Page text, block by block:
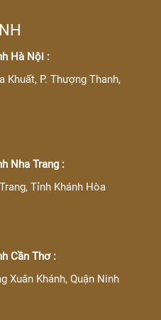
Hà Nội :
Khuất, P. Thượng Thanh,
Nha Trang :
Tỉnh Khánh Hòa
Cần Thơ :
Xuân Khánh, Quận Ninh